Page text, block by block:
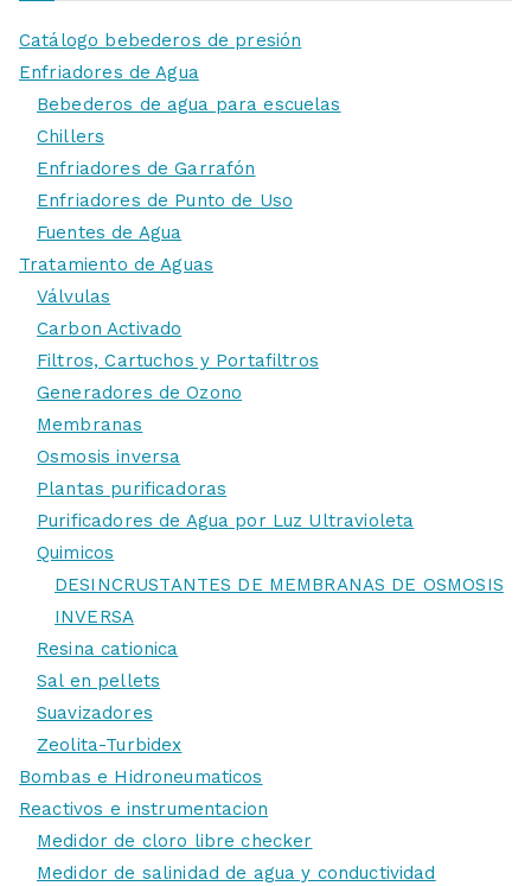
Catálogo bebederos de presión
Enfriadores de Agua
Bebederos de agua para escuelas
Chillers
Enfriadores de Garrafón
Enfriadores de Punto de Uso
Fuentes de Agua
Tratamiento de Aguas
Válvulas
Carbon Activado
Filtros, Cartuchos y Portafiltros
Generadores de Ozono
Membranas
Osmosis inversa
Plantas purificadoras
Purificadores de Agua por Luz Ultravioleta
Quimicos
DESINCRUSTANTES DE MEMBRANAS DE OSMOSIS
INVERSA
Resina cationica
Sal en pellets
Suavizadores
Zeolita-Turbidex
Bombas e Hidroneumaticos
Reactivos e instrumentacion
Medidor de cloro libre checker
Medidor de salinidad de agua y conductividad